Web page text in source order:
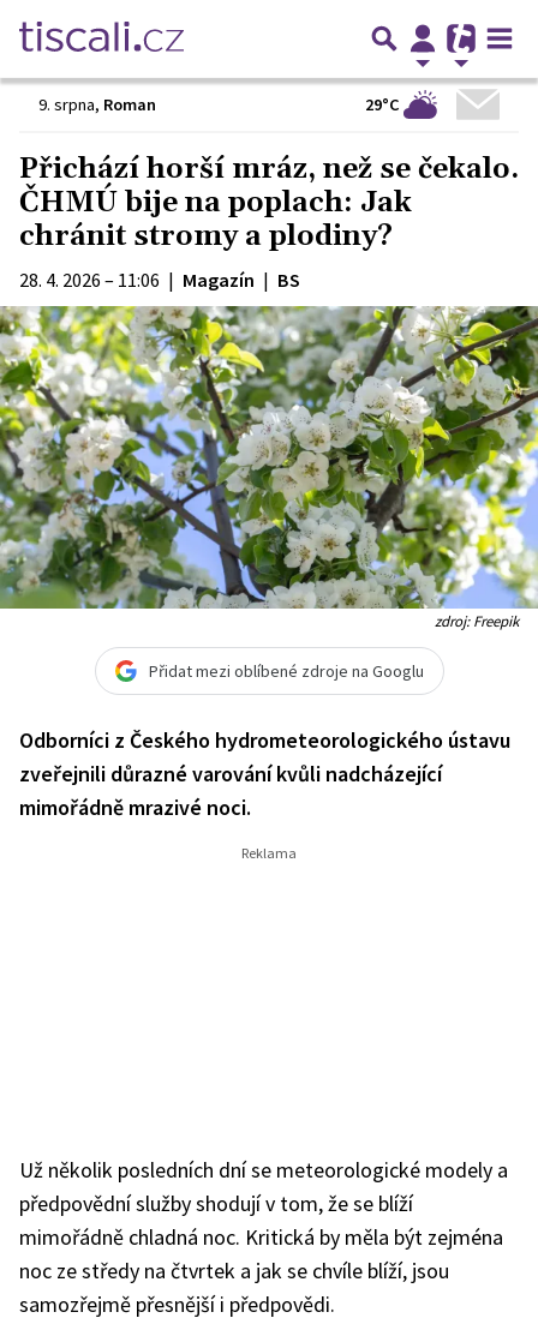
9. srpna, Roman 29°C
Přichází horší mráz, než se čekalo.
ČHMÚ bije na poplach: Jak
chránit stromy a plodiny?
28. 4. 2026 – 11:06 | Magazín | BS
zdroj: Freepik
Přidat mezi oblíbené zdroje na Googlu
Odborníci z Českého hydrometeorologického ústavu
zveřejnili důrazné varování kvůli nadcházející
mimořádně mrazivé noci.
Už několik posledních dní se meteorologické modely a
předpovědní služby shodují v tom, že se blíží
mimořádně chladná noc. Kritická by měla být zejména
noc ze středy na čtvrtek a jak se chvíle blíží, jsou
samozřejmě přesnější i předpovědi.